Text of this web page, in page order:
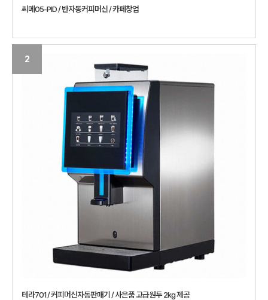
씨메05-PID / 반자동커피머신 / 카페창업
2
테라701 / 커피머신자동판매기 / 사은품 고급원두 2kg 제공